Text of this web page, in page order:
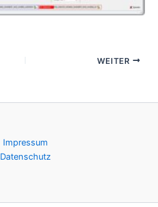
WEITER
Impressum
Datenschutz